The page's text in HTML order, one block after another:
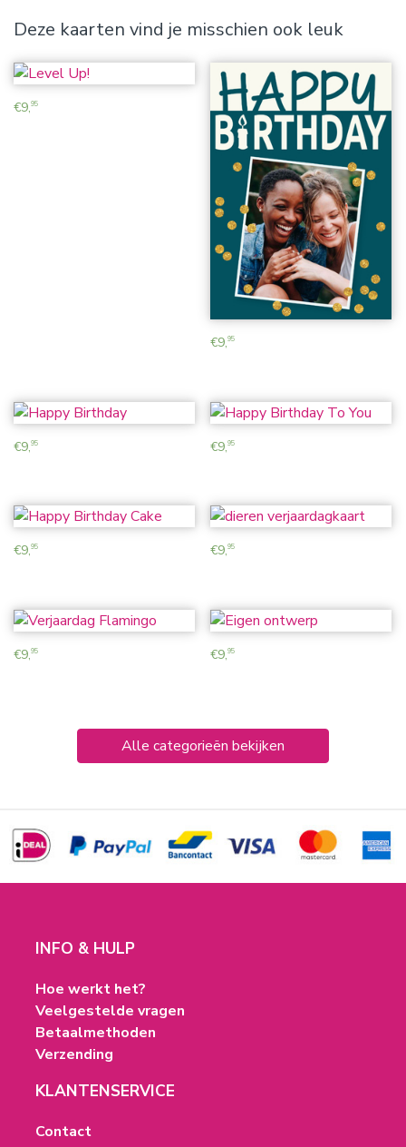
Deze kaarten vind je misschien ook leuk
€9,95
€9,95
€9,95 €9,95
€9,95 €9,95
€9,95 €9,95
Alle categorieën bekijken
INFO & HULP
Hoe werkt het?
Veelgestelde vragen
Betaalmethoden
Verzending
KLANTENSERVICE
Contact